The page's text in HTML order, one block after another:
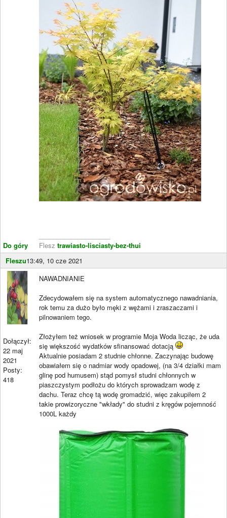
Do góry
Flesz trawiasto-lisciasty-bez-thui
Fleszu13:49, 10 cze 2021
Dołączył:
22 maj
2021
Posty:
418
NAWADNIANIE
Zdecydowałem się na system automatycznego nawadniania,
rok temu za dużo było męki z wężami i zraszaczami i
pilnowaniem tego.
Złożyłem też wniosek w programie Moja Woda licząc, że uda
się większość wydatków sfinansować dotacją
Aktualnie posiadam 2 studnie chłonne. Zaczynając budowę
obawiałem się o nadmiar wody opadowej, (na 3/4 działki mam
glinę pod humusem) stąd pomysł studni chłonnych w
piaszczystym podłożu do których sprowadzam wodę z
dachu. Teraz chcę tą wodę gromadzić, więc zakupiłem 2
takie prowizoryczne "wkłady" do studni z kręgów pojemność
1000L każdy